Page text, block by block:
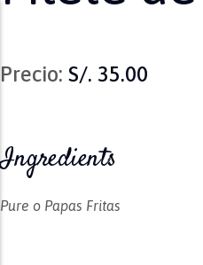
Precio: S/. 35.00
Ingredients
Pure o Papas Fritas